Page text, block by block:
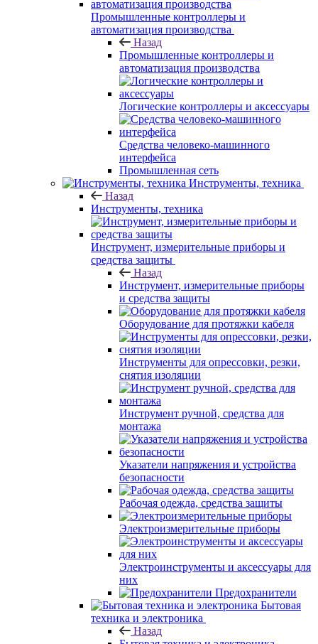
Промышленные контроллеры и
автоматизация производства
Назад
Промышленные контроллеры и
автоматизация производства
Логические контроллеры и аксессуары
Средства человеко-машинного
интерфейса
Промышленная сеть
Инструменты, техника
Назад
Инструменты, техника
Инструмент, измерительные приборы и
средства защиты
Назад
Инструмент, измерительные приборы
и средства защиты
Оборудование для протяжки кабеля
Инструменты для опрессовки, резки,
снятия изоляции
Инструмент ручной, средства для
монтажа
Указатели напряжения и устройства
безопасности
Рабочая одежда, средства защиты
Электроизмерительные приборы
Электроинструменты и аксессуары для
них
Предохранители
Бытовая
техника и электроника
Назад